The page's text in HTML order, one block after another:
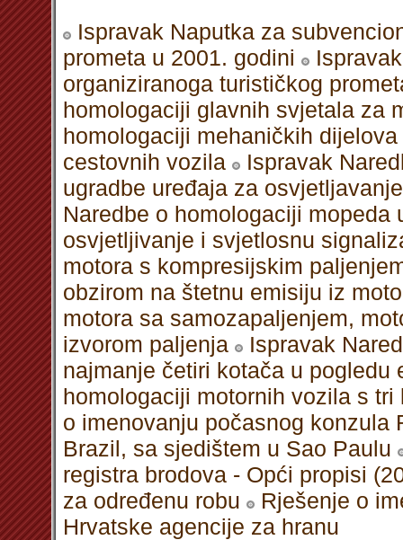
Ispravak Naputka za
prometa u 2001. godini
organiziranoga turističkog
homologaciji glavnih svjetala za
homologaciji mehaničkih
cestovnih vozila
Ispravak
ugradbe uređaja za
Naredbe o homologaciji mopeda
osvjetljivanje i svjetlosnu
motora s kompresijskim
obzirom na štetnu emisiju iz
motora sa samozapaljenjem,
izvorom paljenja
Ispravak
najmanje četiri kotača u pogledu
homologaciji motornih vozila s
o imenovanju počasnog konzula
Brazil, sa sjedištem u Sao Paulu
registra brodova - Opći propisi
za određenu robu
Rješenje o
Hrvatske agencije za hranu